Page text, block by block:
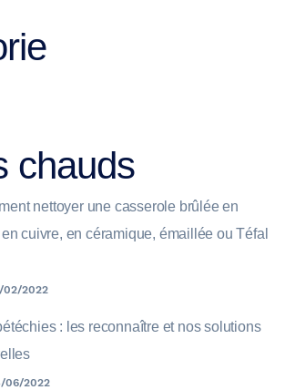
chauds
nettoyer une casserole brûlée en
cuivre, en céramique, émaillée ou Téfal
02/2022
: les reconnaître et nos solutions
06/2022